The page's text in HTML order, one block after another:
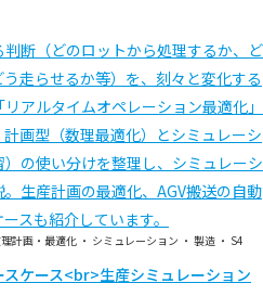
断（どのロットから処理するか、ど
走らせるか等）を、刻々と変化する
アルタイムオペレーション最適化」
画型（数理最適化）とシミュレーシ
の使い分けを整理し、シミュレーシ
生産計画の最適化、AGV搬送の自動
スも紹介しています。
計画・最適化 ・ シミュレーション ・ 製造 ・ S4
ケース<br>生産シミュレーション